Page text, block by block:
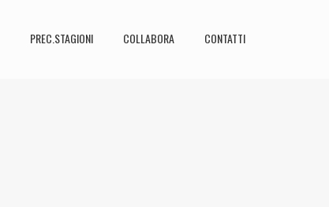
PREC.STAGIONI COLLABORA CONTATTI